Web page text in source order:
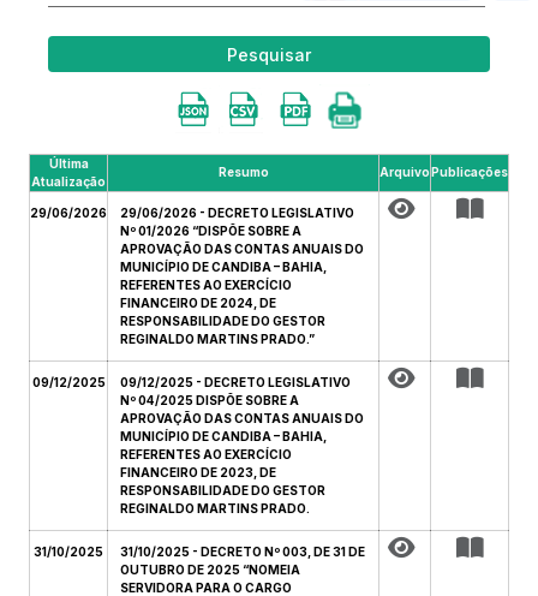
Pesquisar
Última
Atualização
Resumo ArquivoPublicações
29/06/2026
29/06/2026 - DECRETO LEGISLATIVO
Nº 01/2026 “DISPÕE SOBRE A
APROVAÇÃO DAS CONTAS ANUAIS DO
MUNICÍPIO DE CANDIBA – BAHIA,
REFERENTES AO EXERCÍCIO
FINANCEIRO DE 2024, DE
RESPONSABILIDADE DO GESTOR
REGINALDO MARTINS PRADO.”
09/12/2025
09/12/2025 - DECRETO LEGISLATIVO
Nº 04/2025 DISPÕE SOBRE A
APROVAÇÃO DAS CONTAS ANUAIS DO
MUNICÍPIO DE CANDIBA – BAHIA,
REFERENTES AO EXERCÍCIO
FINANCEIRO DE 2023, DE
RESPONSABILIDADE DO GESTOR
REGINALDO MARTINS PRADO.
31/10/2025
31/10/2025 - DECRETO Nº 003, DE 31 DE
OUTUBRO DE 2025 “NOMEIA
SERVIDORA PARA O CARGO